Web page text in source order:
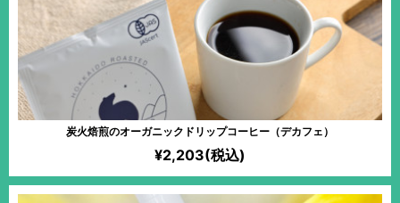
炭火焙煎のオーガニックドリップコーヒー（デカフェ）
¥2,203(税込)